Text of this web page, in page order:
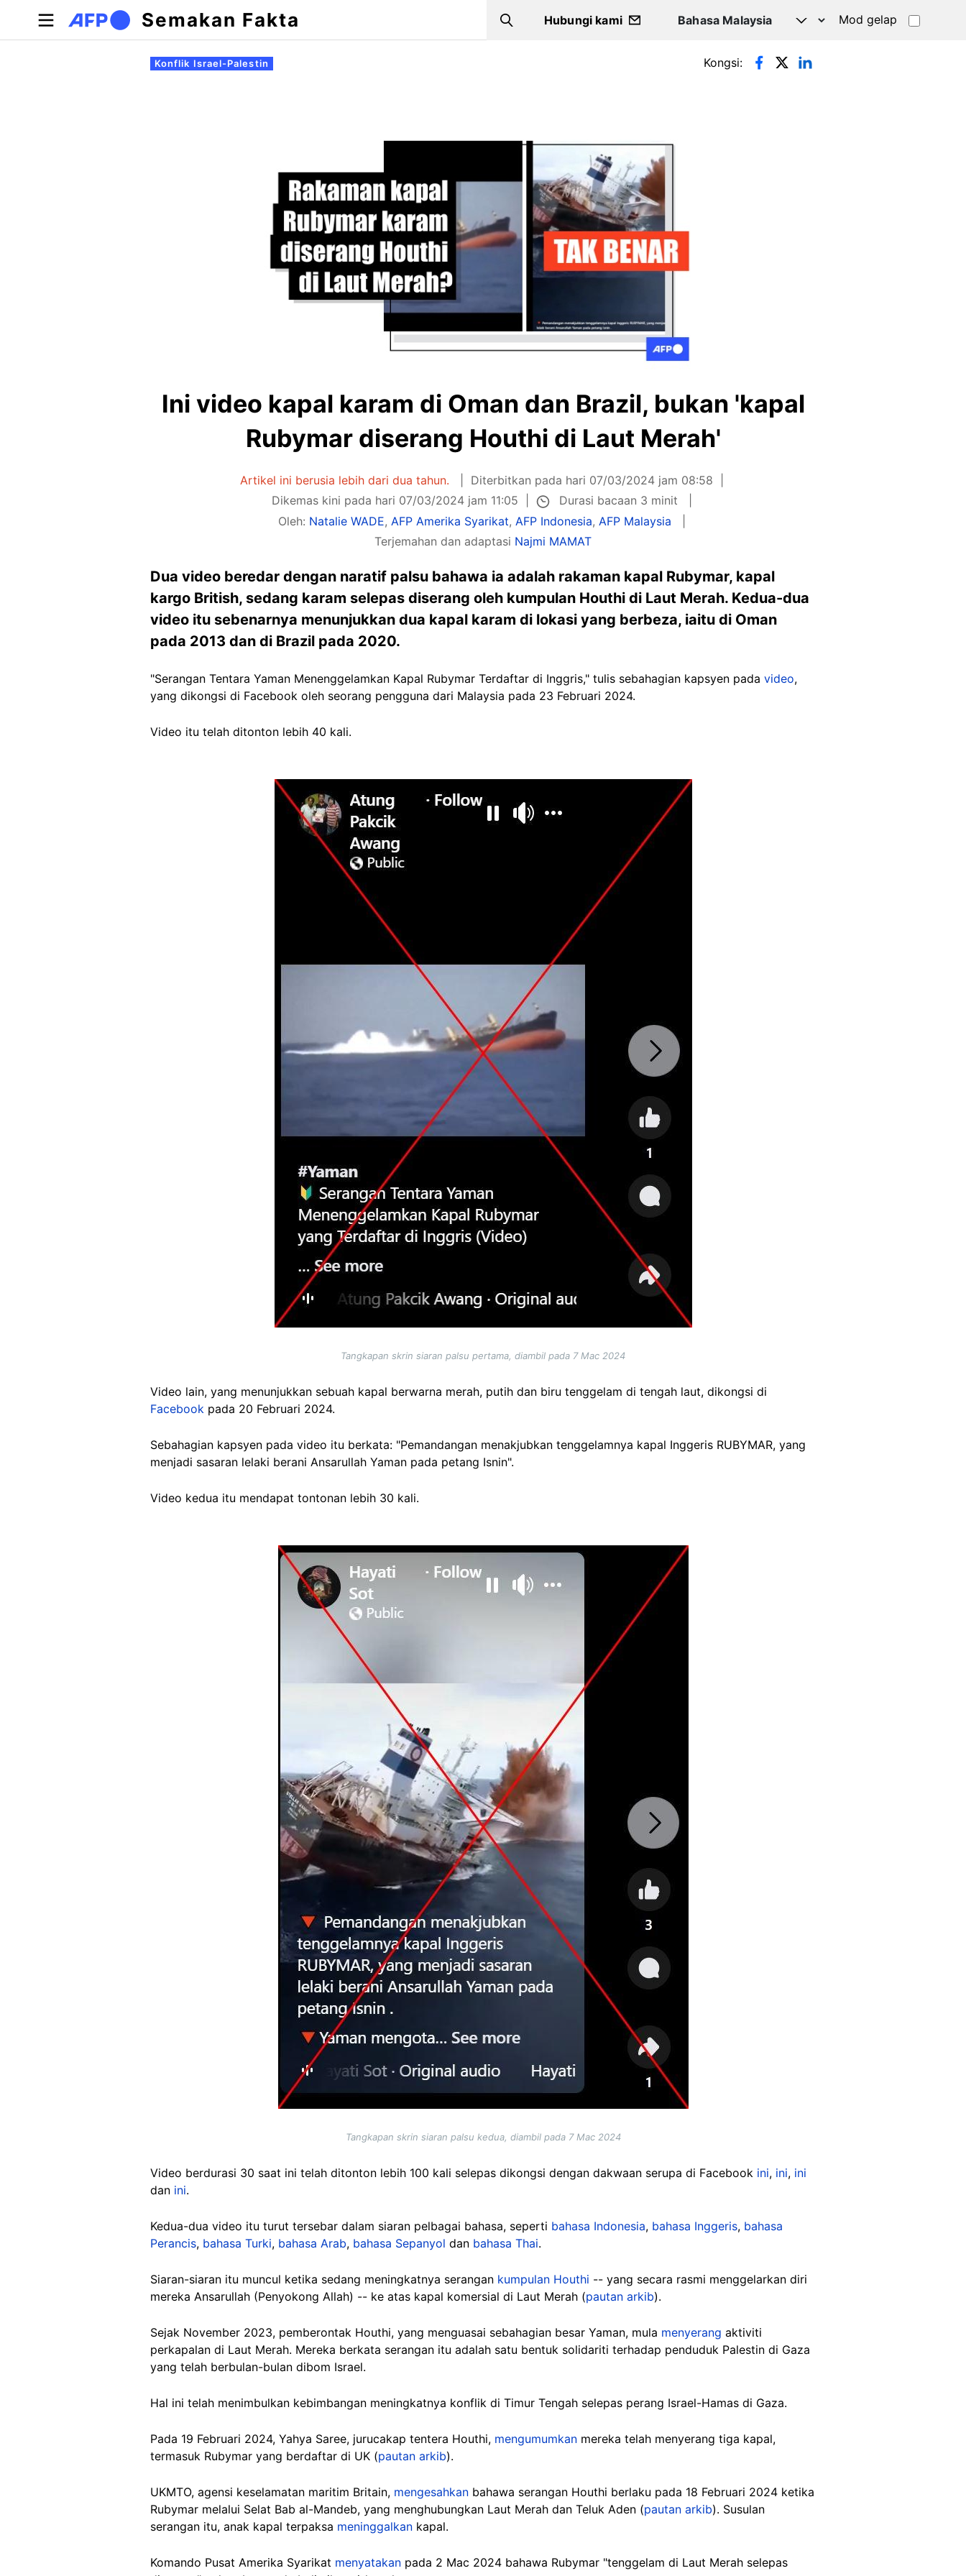
Langkau ke kandungan utama
Semakan Fakta Search
Hubungi kami Mod gelap
Tab-tab utama
Konflik Israel-Palestin Kongsi:
Ini video kapal karam di Oman dan Brazil, bukan 'kapal
Rubymar diserang Houthi di Laut Merah'
Artikel ini berusia lebih dari dua tahun.
Diterbitkan pada hari 07/03/2024 jam 08:58
Dikemas kini pada hari 07/03/2024 jam 11:05
Durasi bacaan 3 minit
Oleh: Natalie WADE, AFP Amerika Syarikat, AFP Indonesia, AFP Malaysia
Terjemahan dan adaptasi Najmi MAMAT
Dua video beredar dengan naratif palsu bahawa ia adalah rakaman kapal Rubymar, kapal
kargo British, sedang karam selepas diserang oleh kumpulan Houthi di Laut Merah. Kedua-dua
video itu sebenarnya menunjukkan dua kapal karam di lokasi yang berbeza, iaitu di Oman
pada 2013 dan di Brazil pada 2020.
"Serangan Tentara Yaman Menenggelamkan Kapal Rubymar Terdaftar di Inggris," tulis sebahagian kapsyen pada video,
yang dikongsi di Facebook oleh seorang pengguna dari Malaysia pada 23 Februari 2024.
Video itu telah ditonton lebih 40 kali.
Tangkapan skrin siaran palsu pertama, diambil pada 7 Mac 2024
Video lain, yang menunjukkan sebuah kapal berwarna merah, putih dan biru tenggelam di tengah laut, dikongsi di
Facebook pada 20 Februari 2024.
Sebahagian kapsyen pada video itu berkata: "Pemandangan menakjubkan tenggelamnya kapal Inggeris RUBYMAR, yang
menjadi sasaran lelaki berani Ansarullah Yaman pada petang Isnin".
Video kedua itu mendapat tontonan lebih 30 kali.
Tangkapan skrin siaran palsu kedua, diambil pada 7 Mac 2024
Video berdurasi 30 saat ini telah ditonton lebih 100 kali selepas dikongsi dengan dakwaan serupa di Facebook ini, ini, ini
dan ini.
Kedua-dua video itu turut tersebar dalam siaran pelbagai bahasa, seperti bahasa Indonesia, bahasa Inggeris, bahasa
Perancis, bahasa Turki, bahasa Arab, bahasa Sepanyol dan bahasa Thai.
Siaran-siaran itu muncul ketika sedang meningkatnya serangan kumpulan Houthi -- yang secara rasmi menggelarkan diri
mereka Ansarullah (Penyokong Allah) -- ke atas kapal komersial di Laut Merah (pautan arkib).
Sejak November 2023, pemberontak Houthi, yang menguasai sebahagian besar Yaman, mula menyerang aktiviti
perkapalan di Laut Merah. Mereka berkata serangan itu adalah satu bentuk solidariti terhadap penduduk Palestin di Gaza
yang telah berbulan-bulan dibom Israel.
Hal ini telah menimbulkan kebimbangan meningkatnya konflik di Timur Tengah selepas perang Israel-Hamas di Gaza.
Pada 19 Februari 2024, Yahya Saree, jurucakap tentera Houthi, mengumumkan mereka telah menyerang tiga kapal,
termasuk Rubymar yang berdaftar di UK (pautan arkib).
UKMTO, agensi keselamatan maritim Britain, mengesahkan bahawa serangan Houthi berlaku pada 18 Februari 2024 ketika
Rubymar melalui Selat Bab al-Mandeb, yang menghubungkan Laut Merah dan Teluk Aden (pautan arkib). Susulan
serangan itu, anak kapal terpaksa meninggalkan kapal.
Komando Pusat Amerika Syarikat menyatakan pada 2 Mac 2024 bahawa Rubymar "tenggelam di Laut Merah selepas